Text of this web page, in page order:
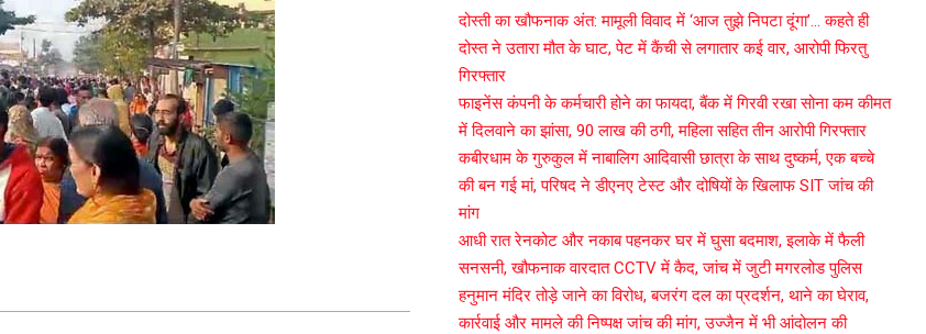
दोस्ती का खौफनाक अंत: मामूली विवाद में ‘आज तुझे निपटा दूंगा’… कहते ही
दोस्त ने उतारा मौत के घाट, पेट में कैंची से लगातार कई वार, आरोपी फिरतु
गिरफ्तार
फाइनेंस कंपनी के कर्मचारी होने का फायदा, बैंक में गिरवी रखा सोना कम कीमत
में दिलवाने का झांसा, 90 लाख की ठगी, महिला सहित तीन आरोपी गिरफ्तार
कबीरधाम के गुरुकुल में नाबालिग आदिवासी छात्रा के साथ दुष्कर्म, एक बच्चे
की बन गई मां, परिषद ने डीएनए टेस्ट और दोषियों के खिलाफ SIT जांच की
मांग
आधी रात रेनकोट और नकाब पहनकर घर में घुसा बदमाश, इलाके में फैली
सनसनी, खौफनाक वारदात CCTV में कैद, जांच में जुटी मगरलोड पुलिस
हनुमान मंदिर तोड़े जाने का विरोध, बजरंग दल का प्रदर्शन, थाने का घेराव,
कार्रवाई और मामले की निष्पक्ष जांच की मांग, उज्जैन में भी आंदोलन की